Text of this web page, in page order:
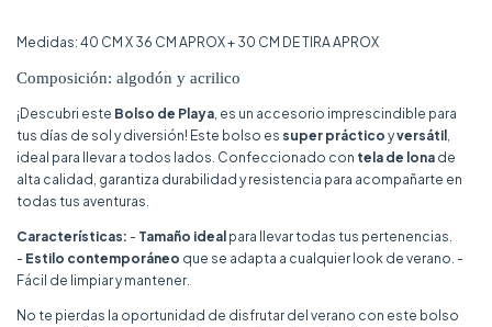
Medidas: 40 CM X 36 CM APROX + 30 CM DE TIRA APROX
Composición: algodón y acrilico
¡Descubri este Bolso de Playa , es un accesorio imprescindible para
tus días de sol y diversión! Este bolso es super práctico yversátil
ideal para llevar a todos lados. Confeccionado con tela de lona de
alta calidad, garantiza durabilidad y resistencia para acompañarte en
todas tus aventuras.
Características: - Tamaño ideal para llevar todas tus pertenencias.
- Estilo contemporáneo que se adapta a cualquier look de verano. -
Fácil de limpiar y mantener.
No te pierdas la oportunidad de disfrutar del verano con este bolso